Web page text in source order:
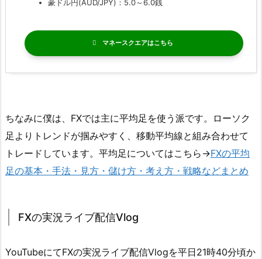
豪ドル円(AUD/JPY)：5.0～6.0銭
マネースクエア
ちなみに僕は、FXでは主に平均足を使う派です。ローソク
足よりトレンドが掴みやすく、移動平均線と組み合わせて
トレードしています。平均足についてはこちら→FXの平均
足の基本・手法・見方・儲け方・考え方・戦略などまとめ
FXの実況ライブ配信Vlog
YouTubeにてFXの実況ライブ配信Vlogを平日21時40分頃か